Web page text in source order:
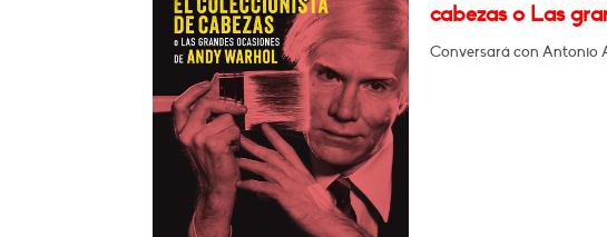
cabezas o Las
Conversará con Antonio